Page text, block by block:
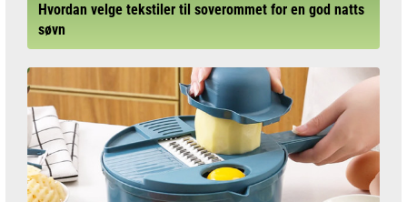
Hvordan velge tekstiler til soverommet for en god natts
søvn